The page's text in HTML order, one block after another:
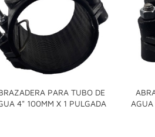
PARA TUBO DE
4" 100MM X 1 PULGADA
